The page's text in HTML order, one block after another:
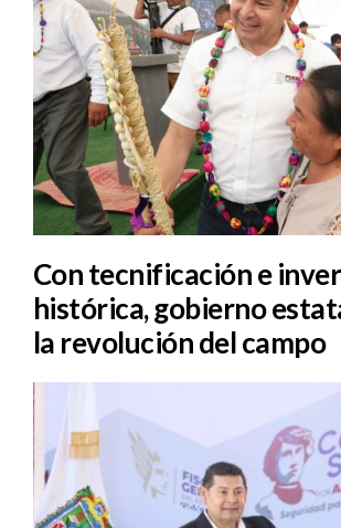
Con tecnificación e
histórica, gobierno
la revolución del campo